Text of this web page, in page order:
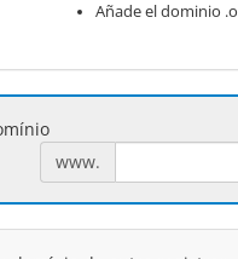
Añade el dominio
www.